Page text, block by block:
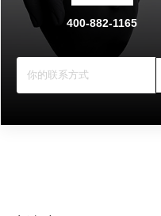
400-882-1165